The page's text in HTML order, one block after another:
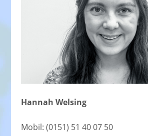
Hannah Welsing
Mobil: (0151) 51 40 07 50